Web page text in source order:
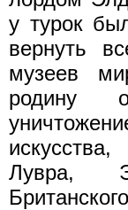
у турок
вернуть
музеев
родину
Лувра,